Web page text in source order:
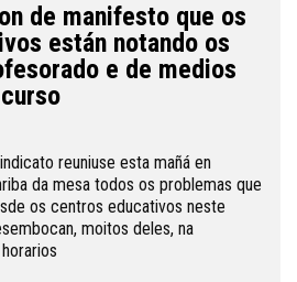
de manifesto que os
están notando os
e de medios
reuniuse esta mañá en
da mesa todos os problemas que
os centros educativos neste
moitos deles, na